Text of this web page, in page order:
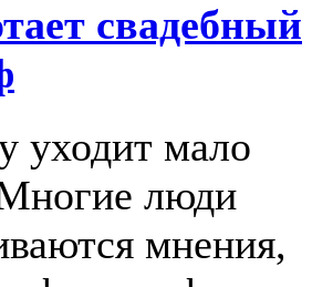
свадебный
уходит мало
люди
мнения,